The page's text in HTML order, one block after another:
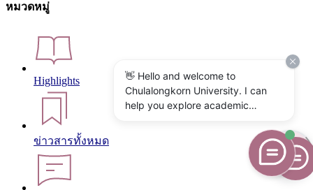
หมวดหมู่
Highlights
ข่าวสารทั้งหมด
👋 Hello and welcome to
Chulalongkorn University. I can
help you explore academic